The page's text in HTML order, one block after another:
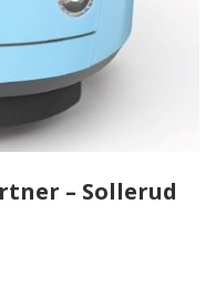
– Sollerud